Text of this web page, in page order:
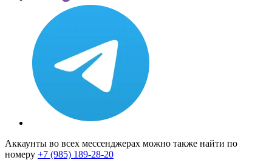
Аккаунты во всех мессенджерах можно также найти по
номеру +7 (985) 189-28-20